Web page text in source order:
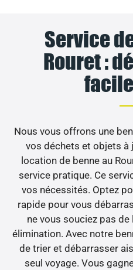
Service
Rouret :
Nous vous offrons une
vos déchets et objets à
location de benne au
service pratique. Ce
vos nécessités. Optez
rapide pour vous
ne vous souciez pas
élimination. Avec notre
de trier et débarrasser
seul voyage. Vous